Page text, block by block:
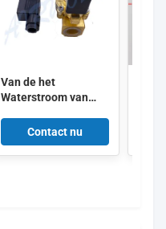
Van de het
Waterstroom van
SCE238D002 de
Solenoïdeklep
SCE238D004
Contact nu